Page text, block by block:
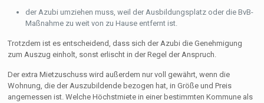
der Azubi umziehen muss, weil der Ausbildungsplatz oder die BvB-
Maßnahme zu weit von zu Hause entfernt ist.
Trotzdem ist es entscheidend, dass sich der Azubi die Genehmigung
zum Auszug einholt, sonst erlischt in der Regel der Anspruch.
Der extra Mietzuschuss wird außerdem nur voll gewährt, wenn die
Wohnung, die der Auszubildende bezogen hat, in Größe und Preis
angemessen ist. Welche Höchstmiete in einer bestimmten Kommune als